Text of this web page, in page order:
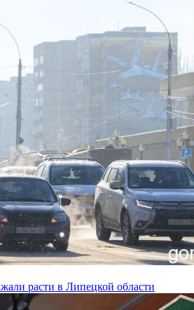
расти в Липецкой области